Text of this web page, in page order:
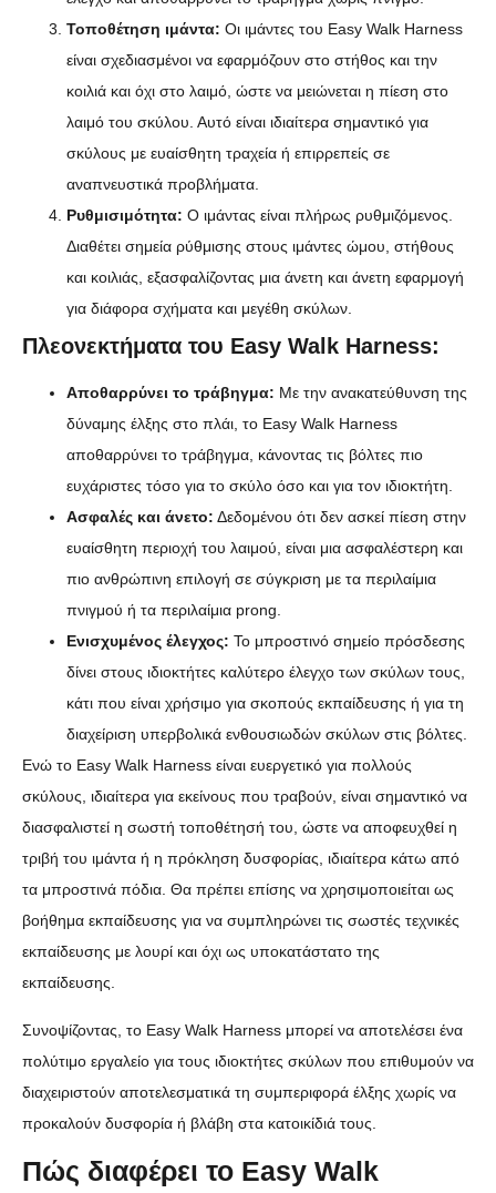
Τοποθέτηση ιμάντα: Οι ιμάντες του Easy Walk Harness
είναι σχεδιασμένοι να εφαρμόζουν στο στήθος και την
κοιλιά και όχι στο λαιμό, ώστε να μειώνεται η πίεση στο
λαιμό του σκύλου. Αυτό είναι ιδιαίτερα σημαντικό για
σκύλους με ευαίσθητη τραχεία ή επιρρεπείς σε
αναπνευστικά προβλήματα.
Ρυθμισιμότητα: Ο ιμάντας είναι πλήρως ρυθμιζόμενος.
Διαθέτει σημεία ρύθμισης στους ιμάντες ώμου, στήθους
και κοιλιάς, εξασφαλίζοντας μια άνετη και άνετη εφαρμογή
για διάφορα σχήματα και μεγέθη σκύλων.
Πλεονεκτήματα του Easy Walk Harness:
Αποθαρρύνει το τράβηγμα: Με την ανακατεύθυνση της
δύναμης έλξης στο πλάι, το Easy Walk Harness
αποθαρρύνει το τράβηγμα, κάνοντας τις βόλτες πιο
ευχάριστες τόσο για το σκύλο όσο και για τον ιδιοκτήτη.
Ασφαλές και άνετο: Δεδομένου ότι δεν ασκεί πίεση στην
ευαίσθητη περιοχή του λαιμού, είναι μια ασφαλέστερη και
πιο ανθρώπινη επιλογή σε σύγκριση με τα περιλαίμια
πνιγμού ή τα περιλαίμια prong.
Ενισχυμένος έλεγχος: Το μπροστινό σημείο πρόσδεσης
δίνει στους ιδιοκτήτες καλύτερο έλεγχο των σκύλων τους,
κάτι που είναι χρήσιμο για σκοπούς εκπαίδευσης ή για τη
διαχείριση υπερβολικά ενθουσιωδών σκύλων στις βόλτες.
Ενώ το Easy Walk Harness είναι ευεργετικό για πολλούς
σκύλους, ιδιαίτερα για εκείνους που τραβούν, είναι σημαντικό να
διασφαλιστεί η σωστή τοποθέτησή του, ώστε να αποφευχθεί η
τριβή του ιμάντα ή η πρόκληση δυσφορίας, ιδιαίτερα κάτω από
τα μπροστινά πόδια. Θα πρέπει επίσης να χρησιμοποιείται ως
βοήθημα εκπαίδευσης για να συμπληρώνει τις σωστές τεχνικές
εκπαίδευσης με λουρί και όχι ως υποκατάστατο της
εκπαίδευσης.
Συνοψίζοντας, το Easy Walk Harness μπορεί να αποτελέσει ένα
πολύτιμο εργαλείο για τους ιδιοκτήτες σκύλων που επιθυμούν να
διαχειριστούν αποτελεσματικά τη συμπεριφορά έλξης χωρίς να
προκαλούν δυσφορία ή βλάβη στα κατοικίδιά τους.
Πώς διαφέρει το Easy Walk